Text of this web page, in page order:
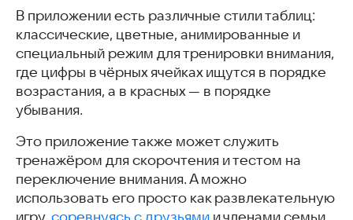
В приложении есть различные стили таблиц:
классические, цветные, анимированные и
специальный режим для тренировки внимания,
где цифры в чёрных ячейках ищутся в порядке
возрастания, а в красных — в порядке
убывания.
Это приложение также может служить
тренажёром для скорочтения и тестом на
переключение внимания. А можно
использовать его просто как развлекательную